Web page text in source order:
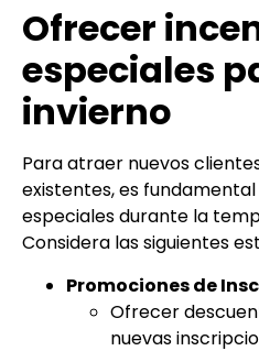
Ofrecer
especiales
invierno
Para atraer nuevos
existentes, es
especiales durante la
Considera las siguientes
Promociones de
Ofrecer
nuevas